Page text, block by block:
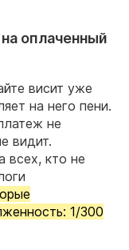
оплаченный
висит уже
на него пени.
не
видит.
всех, кто не
1/300